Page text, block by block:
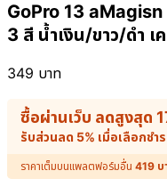
GoPro 13
3 สี น้ำเงิน/ขาว/ดำ
349 บาท
ซื้อผ่านเว็บ ลดสูงสุด
รับส่วนลด 5% เมื่อเลือกชำ
ราคาเต็มบนแพลตฟอร์มอื่น 419 บ